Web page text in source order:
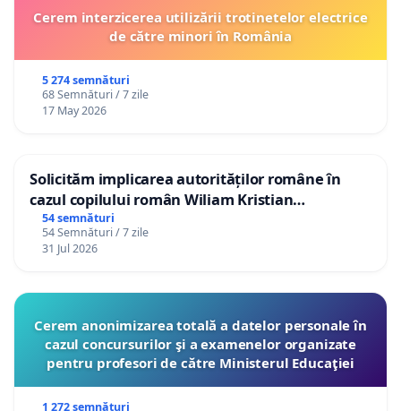
Cerem interzicerea utilizării trotinetelor electrice
de către minori în România
5 274 semnături
68 Semnături / 7 zile
17 May 2026
Solicităm implicarea autorităților române în
cazul copilului român Wiliam Kristian
Gheorghe, aflat în plasament în Danemarca de
12 ani
54 semnături
54 Semnături / 7 zile
31 Jul 2026
Cerem anonimizarea totală a datelor personale în
cazul concursurilor şi a examenelor organizate
pentru profesori de către Ministerul Educaţiei
1 272 semnături